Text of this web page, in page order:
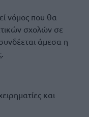
νόμος που θα
σχολών σε
άμεσα η
και